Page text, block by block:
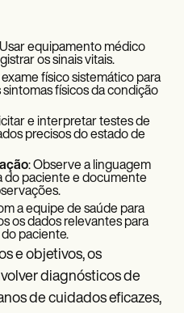
equipamento médico
os sinais vitais.
físico sistemático para
físicos da condição
e interpretar testes de
precisos do estado de
: Observe a linguagem
do paciente e documente
a equipe de saúde para
os dados relevantes para
paciente.
e objetivos, os
diagnósticos de
de cuidados eficazes,